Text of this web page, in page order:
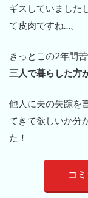
ギスしていました
て皮肉ですね…。
きっとこの2年間
三人で暮らした方
他人に夫の失踪を
てきて欲しいか分
た！
コ